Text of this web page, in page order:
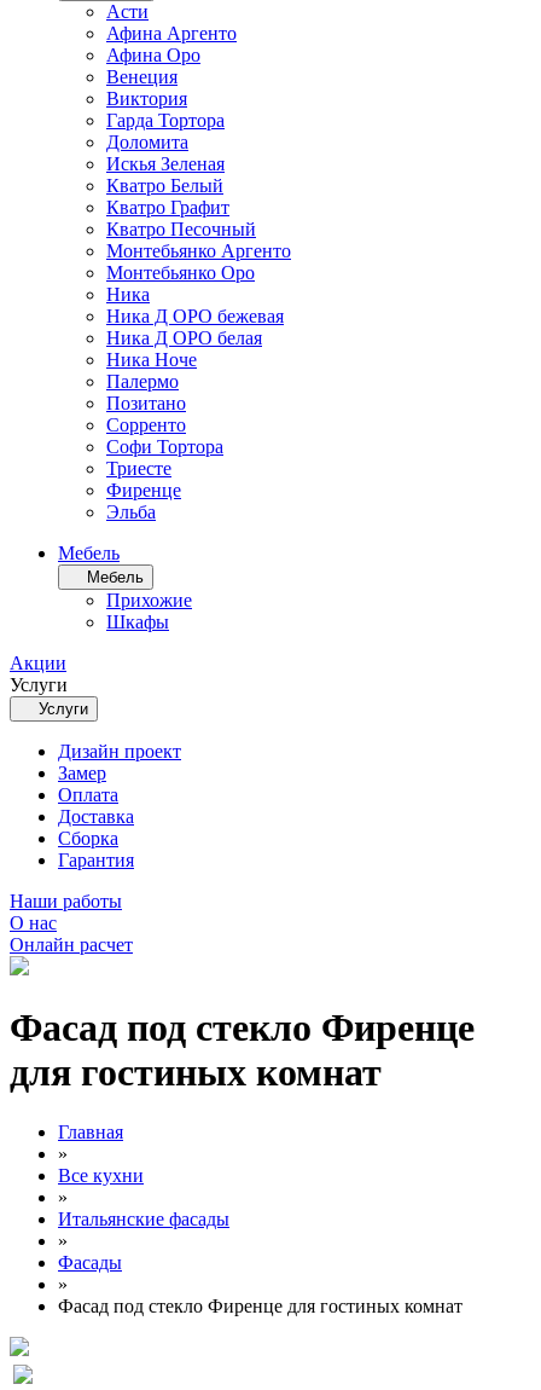
Асти
Афина Аргенто
Афина Оро
Венеция
Виктория
Гарда Тортора
Доломита
Искья Зеленая
Кватро Белый
Кватро Графит
Кватро Песочный
Монтебьянко Аргенто
Монтебьянко Оро
Ника
Ника Д ОРО бежевая
Ника Д ОРО белая
Ника Ноче
Палермо
Позитано
Сорренто
Софи Тортора
Триесте
Фиренце
Эльба
Мебель
Мебель
Прихожие
Шкафы
Акции
Услуги
Услуги
Дизайн проект
Замер
Оплата
Доставка
Сборка
Гарантия
Наши работы
О нас
Онлайн расчет
Фасад под стекло Фиренце
для гостиных комнат
Главная
»
Все кухни
»
Итальянские фасады
»
Фасады
»
Фасад под стекло Фиренце для гостиных комнат